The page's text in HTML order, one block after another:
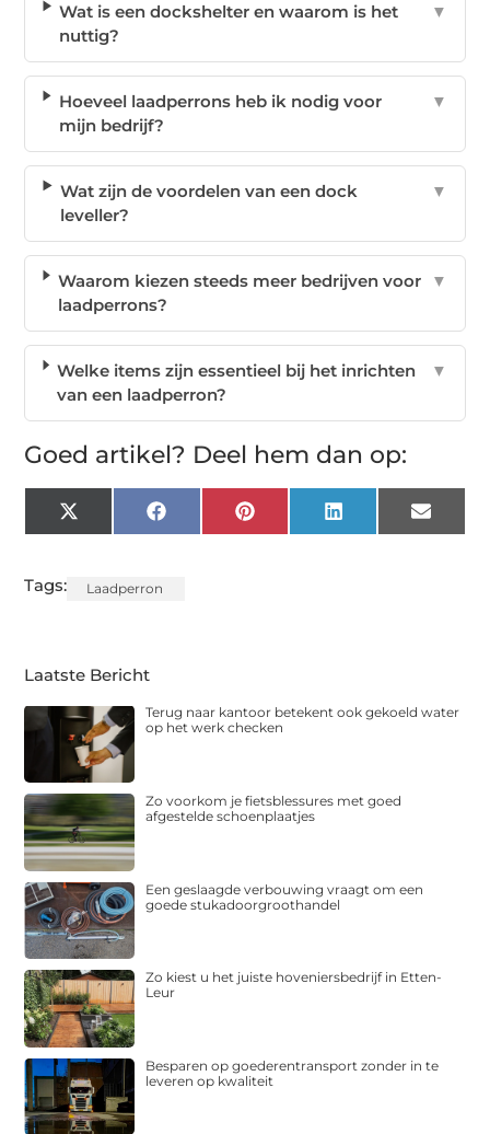
Wat is een dockshelter en waarom is het
nuttig?
▼
Hoeveel laadperrons heb ik nodig voor
mijn bedrijf?
▼
Wat zijn de voordelen van een dock
leveller?
▼
Waarom kiezen steeds meer bedrijven voor
laadperrons?
▼
Welke items zijn essentieel bij het inrichten
van een laadperron?
▼
Goed artikel? Deel hem dan op:
X
(Twitter)
FacebookPinterest LinkedIn Email
Tags: Laadperron
Laatste Bericht
Terug naar kantoor betekent ook gekoeld water
op het werk checken
Zo voorkom je fietsblessures met goed
afgestelde schoenplaatjes
Een geslaagde verbouwing vraagt om een
goede stukadoorgroothandel
Zo kiest u het juiste hoveniersbedrijf in Etten-
Leur
Besparen op goederentransport zonder in te
leveren op kwaliteit